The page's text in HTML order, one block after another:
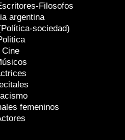
Filosofos
argentina
sociedad)
Cine
femeninos